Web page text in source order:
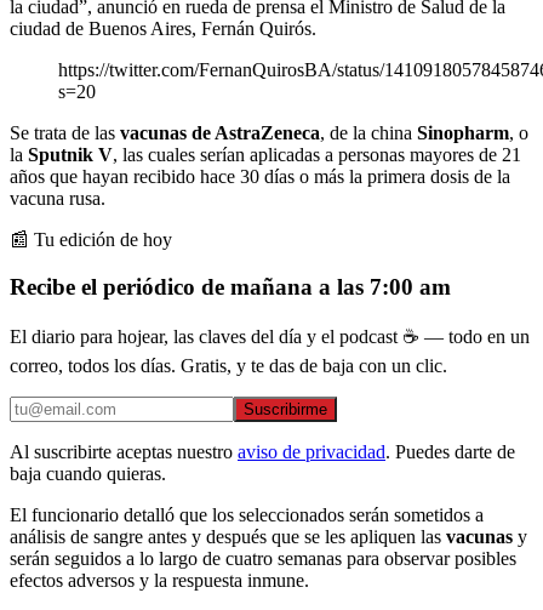
la ciudad”, anunció en rueda de prensa el Ministro de Salud de la
ciudad de Buenos Aires, Fernán Quirós.
https://twitter.com/FernanQuirosBA/status/
s=20
Se trata de las vacunas de AstraZeneca, de la china Sinopharm, o
la Sputnik V, las cuales serían aplicadas a personas mayores de 21
años que hayan recibido hace 30 días o más la primera dosis de la
vacuna rusa.
📰 Tu edición de hoy
Recibe el periódico de mañana a las 7:00 am
El diario para hojear, las claves del día y el podcast ☕ — todo en un
correo, todos los días. Gratis, y te das de baja con un clic.
Suscribirme
Al suscribirte aceptas nuestro aviso de privacidad. Puedes darte de
baja cuando quieras.
El funcionario detalló que los seleccionados serán sometidos a
análisis de sangre antes y después que se les apliquen las vacunas y
serán seguidos a lo largo de cuatro semanas para observar posibles
efectos adversos y la respuesta inmune.